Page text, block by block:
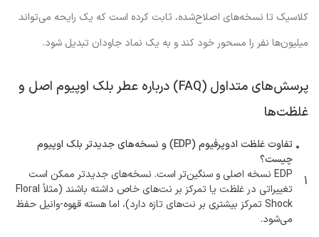
کلاسیک تا نسخه‌های اصلاح‌شده، ثابت کرده است که یک رایحه می‌تواند
میلیون‌ها نفر را مسحور خود کند و به یک نماد جاودان تبدیل شود.
پرسش‌های متداول (FAQ) درباره عطر بلک اوپیوم اصل و
غلظت‌ها
تفاوت غلظت ادوپرفیوم (EDP) و نسخه‌های جدیدتر بلک اوپیوم
چیست؟
EDP نسخه اصلی و سنگین‌تر است. نسخه‌های جدیدتر ممکن است
تغییراتی در غلظت یا تمرکز بر نت‌های خاص داشته باشند (مثلاً Floral
Shock تمرکز بیشتری بر نت‌های تازه دارد)، اما هسته قهوه-وانیل حفظ
می‌شود.